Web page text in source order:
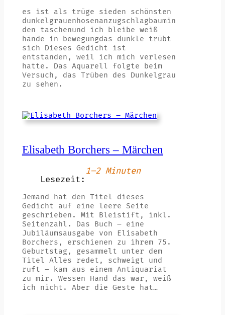
es ist als trüge sieden schönsten
dunkelgrauenhosenanzugschlagbaumin
den taschenund ich bleibe weiß
hände in bewegungdas dunkle trübt
sich Dieses Gedicht ist
entstanden, weil ich mich verlesen
hatte. Das Aquarell folgte beim
Versuch, das Trüben des Dunkelgrau
zu sehen.
Elisabeth Borchers – Märchen
Lesezeit:
1–2 Minuten
Jemand hat den Titel dieses
Gedicht auf eine leere Seite
geschrieben. Mit Bleistift, inkl.
Seitenzahl. Das Buch – eine
Jubiläumsausgabe von Elisabeth
Borchers, erschienen zu ihrem 75.
Geburtstag, gesammelt unter dem
Titel Alles redet, schweigt und
ruft – kam aus einem Antiquariat
zu mir. Wessen Hand das war, weiß
ich nicht. Aber die Geste hat…